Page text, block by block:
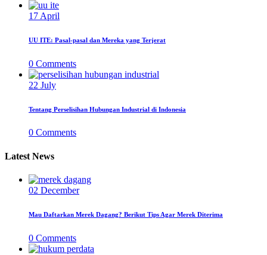
17 April
UU ITE: Pasal-pasal dan Mereka yang Terjerat
0 Comments
22 July
Tentang Perselisihan Hubungan Industrial di Indonesia
0 Comments
Latest News
02 December
Mau Daftarkan Merek Dagang? Berikut Tips Agar Merek Diterima
0 Comments